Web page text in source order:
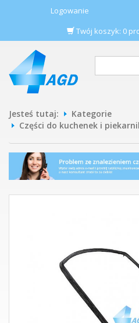
Logowanie
Twój koszyk: 0
Jesteś tutaj:
Kategorie
Części do kuchenek i